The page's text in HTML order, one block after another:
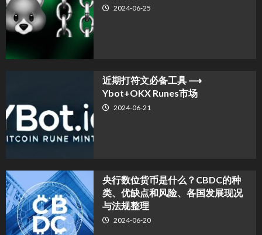
2024-06-25
近期打符文必备工具 ⟶
Ybot+OKX Runes市场
2024-06-21
央行数位货币是什么？CBDC的种
类、优缺点和风险、各国发展现况
与法规整理
2024-06-20